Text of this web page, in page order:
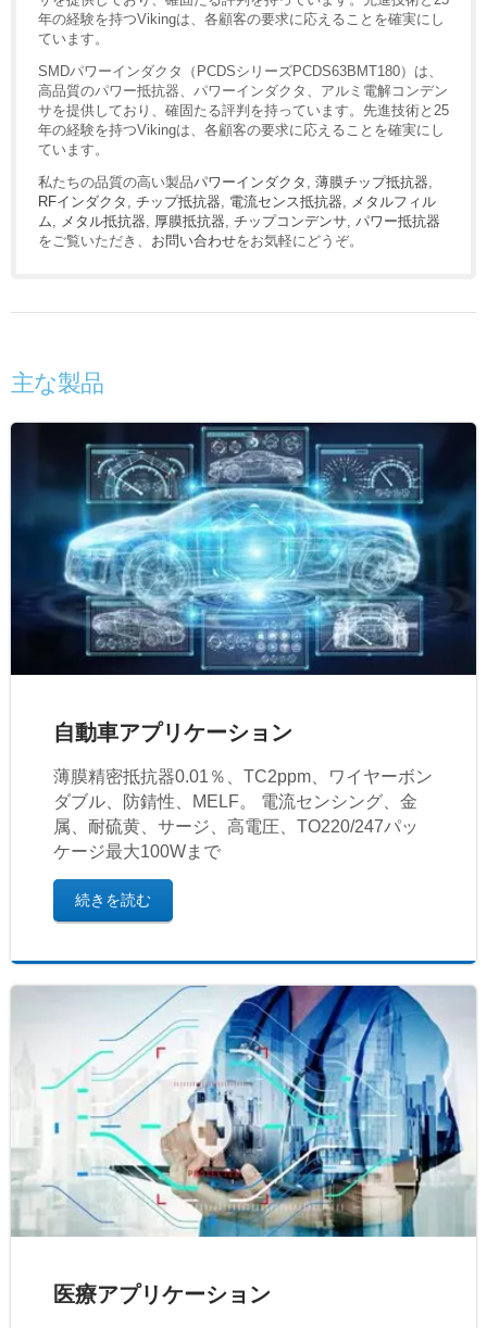
年の経験を持つVikingは、各顧客の要求に応えることを確実にし
ています。
SMDパワーインダクタ（PCDSシリーズPCDS63BMT180）は、
高品質のパワー抵抗器、パワーインダクタ、アルミ電解コンデン
サを提供しており、確固たる評判を持っています。先進技術と25
年の経験を持つVikingは、各顧客の要求に応えることを確実にし
ています。
私たちの品質の高い製品パワーインダクタ , 薄膜チップ抵抗器,
RFインダクタ , チップ抵抗器, 電流センス抵抗器, メタルフィル
ム, メタル抵抗器, 厚膜抵抗器, チップコンデンサ, パワー抵抗器
をご覧いただき、 お問い合わせをお気軽にどうぞ。
主な製品
自動車アプリケーション
薄膜精密抵抗器0.01％、TC2ppm、ワイヤーボン
ダブル、防錆性、MELF。 電流センシング、金
属、耐硫黄、サージ、高電圧、TO220/247パッ
ケージ最大100Wまで
続きを読む
医療アプリケーション